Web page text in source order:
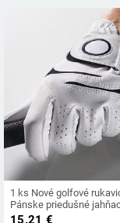
1 ks Nové golfové
Pánske priedušné
protišmykové ľavostranné
15.21 €